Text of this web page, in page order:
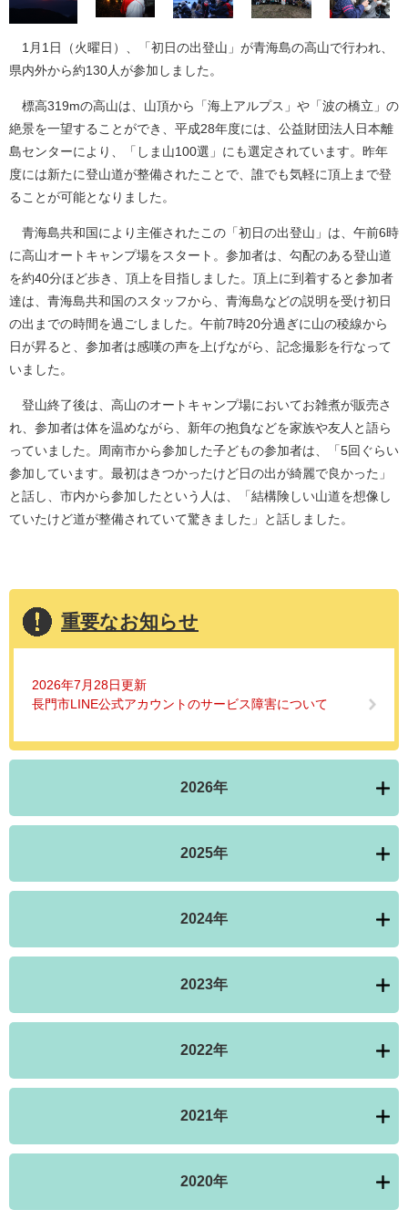
1月1日（火曜日）、「初日の出登山」が青海島の高山で行われ、
県内外から約130人が参加しました。
標高319mの高山は、山頂から「海上アルプス」や「波の橋立」の
絶景を一望することができ、平成28年度には、公益財団法人日本離
島センターにより、「しま山100選」にも選定されています。昨年
度には新たに登山道が整備されたことで、誰でも気軽に頂上まで登
ることが可能となりました。
青海島共和国により主催されたこの「初日の出登山」は、午前6時
に高山オートキャンプ場をスタート。参加者は、勾配のある登山道
を約40分ほど歩き、頂上を目指しました。頂上に到着すると参加者
達は、青海島共和国のスタッフから、青海島などの説明を受け初日
の出までの時間を過ごしました。午前7時20分過ぎに山の稜線から
日が昇ると、参加者は感嘆の声を上げながら、記念撮影を行なって
いました。
登山終了後は、高山のオートキャンプ場においてお雑煮が販売さ
れ、参加者は体を温めながら、新年の抱負などを家族や友人と語ら
っていました。周南市から参加した子どもの参加者は、「5回ぐらい
参加しています。最初はきつかったけど日の出が綺麗で良かった」
と話し、市内から参加したという人は、「結構険しい山道を想像し
ていたけど道が整備されていて驚きました」と話しました。
重要なお知らせ
2026年7月28日更新
長門市LINE公式アカウントのサービス障害について
2026年
2025年
2024年
2023年
2022年
2021年
2020年